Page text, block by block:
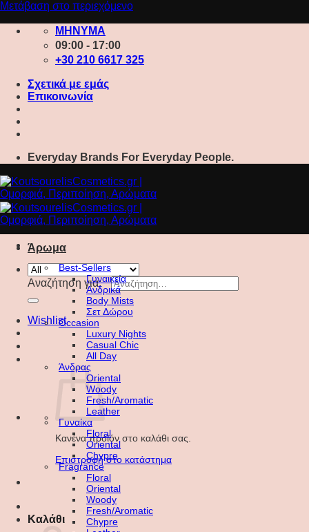
Μετάβαση στο περιεχόμενο
ΜΗΝΥΜΑ
09:00 - 17:00
+30 210 6617 325
Σχετικά με εμάς
Επικοινωνία
Everyday Brands For Everyday People.
Αναζήτηση για:
Wishlist
Κανένα προϊόν στο καλάθι σας.
Επιστροφή στο κατάστημα
Καλάθι
Άρωμα
Best-Sellers
Γυναικεία
Ανδρικά
Body Mists
Σετ Δώρου
Occasion
Luxury Nights
Casual Chic
All Day
Άνδρας
Oriental
Woody
Fresh/Aromatic
Leather
Γυναίκα
Floral
Oriental
Chypre
Fragrance
Floral
Oriental
Woody
Fresh/Aromatic
Chypre